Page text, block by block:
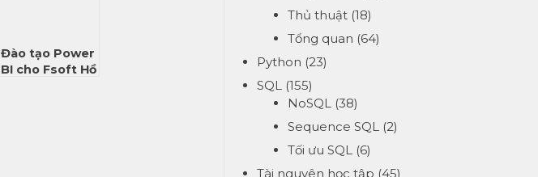
Đào tạo Power
BI cho Fsoft Hồ
Thủ thuật(18)
Tổng quan (64)
Python (23)
SQL (155)
NoSQL(38)
Sequence SQL(2)
Tối ưu SQL(6)
Tài nguyên học tập (45)